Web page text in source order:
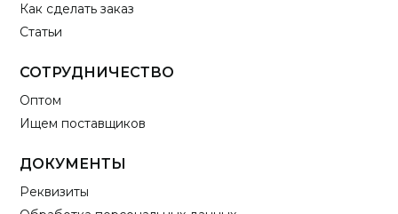
Как сделать заказ
Статьи
СОТРУДНИЧЕСТВО
Оптом
Ищем поставщиков
ДОКУМЕНТЫ
Реквизиты